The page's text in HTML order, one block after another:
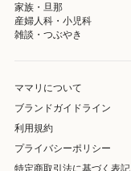
家族・旦那
産婦人科・小児科
雑談・つぶやき
ママリについて
ブランドガイドライン
利用規約
プライバシーポリシー
特定商取引法に基づく表記